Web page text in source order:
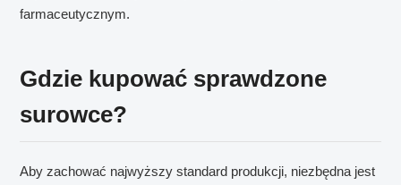
farmaceutycznym.
Gdzie kupować sprawdzone
surowce?
Aby zachować najwyższy standard produkcji, niezbędna jest